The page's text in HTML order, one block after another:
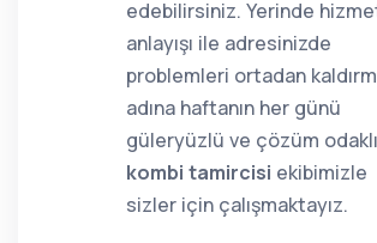
edebilirsiniz. Yerinde
anlayışı ile adresinizde
problemleri ortadan
adına haftanın her günü
güleryüzlü ve çözüm odaklı
kombi tamircisi ekibimizle
sizler için çalışmaktayız.